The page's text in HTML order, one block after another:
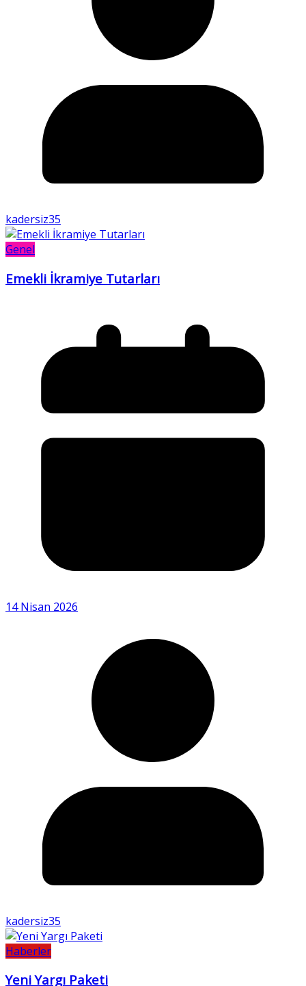
kadersiz35
Genel
Emekli İkramiye Tutarları
14 Nisan 2026
kadersiz35
Haberler
Yeni Yargı Paketi